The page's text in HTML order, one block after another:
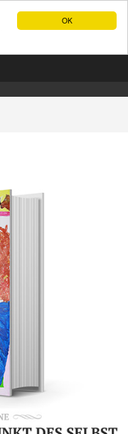
OK